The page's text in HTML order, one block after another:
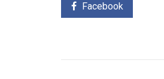
Facebook